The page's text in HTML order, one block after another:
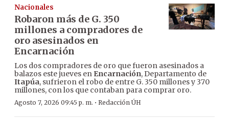
Nacionales
Robaron más de G. 350
millones a compradores de
oro asesinados en
Encarnación
Los dos compradores de oro que fueron asesinados a
balazos este jueves en Encarnación, Departamento de
Itapúa, sufrieron el robo de entre G. 350 millones y 370
millones, con los que contaban para comprar oro.
Agosto 7, 2026 09:45 p. m. · Redacción ÚH